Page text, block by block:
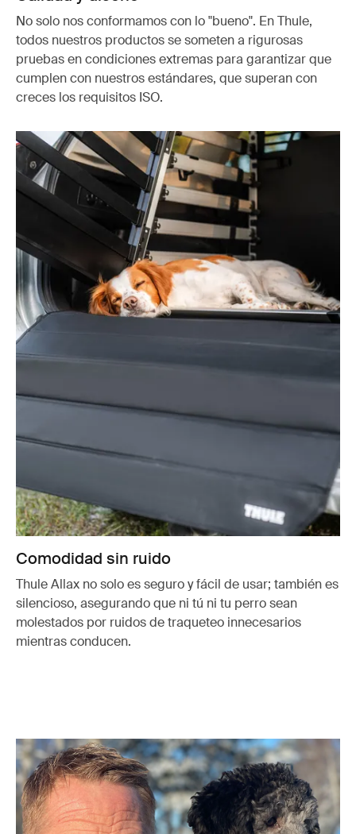
No solo nos conformamos con lo "bueno". En Thule,
todos nuestros productos se someten a rigurosas
pruebas en condiciones extremas para garantizar que
cumplen con nuestros estándares, que superan con
creces los requisitos ISO.
Comodidad sin ruido
Thule Allax no solo es seguro y fácil de usar; también es
silencioso, asegurando que ni tú ni tu perro sean
molestados por ruidos de traqueteo innecesarios
mientras conducen.